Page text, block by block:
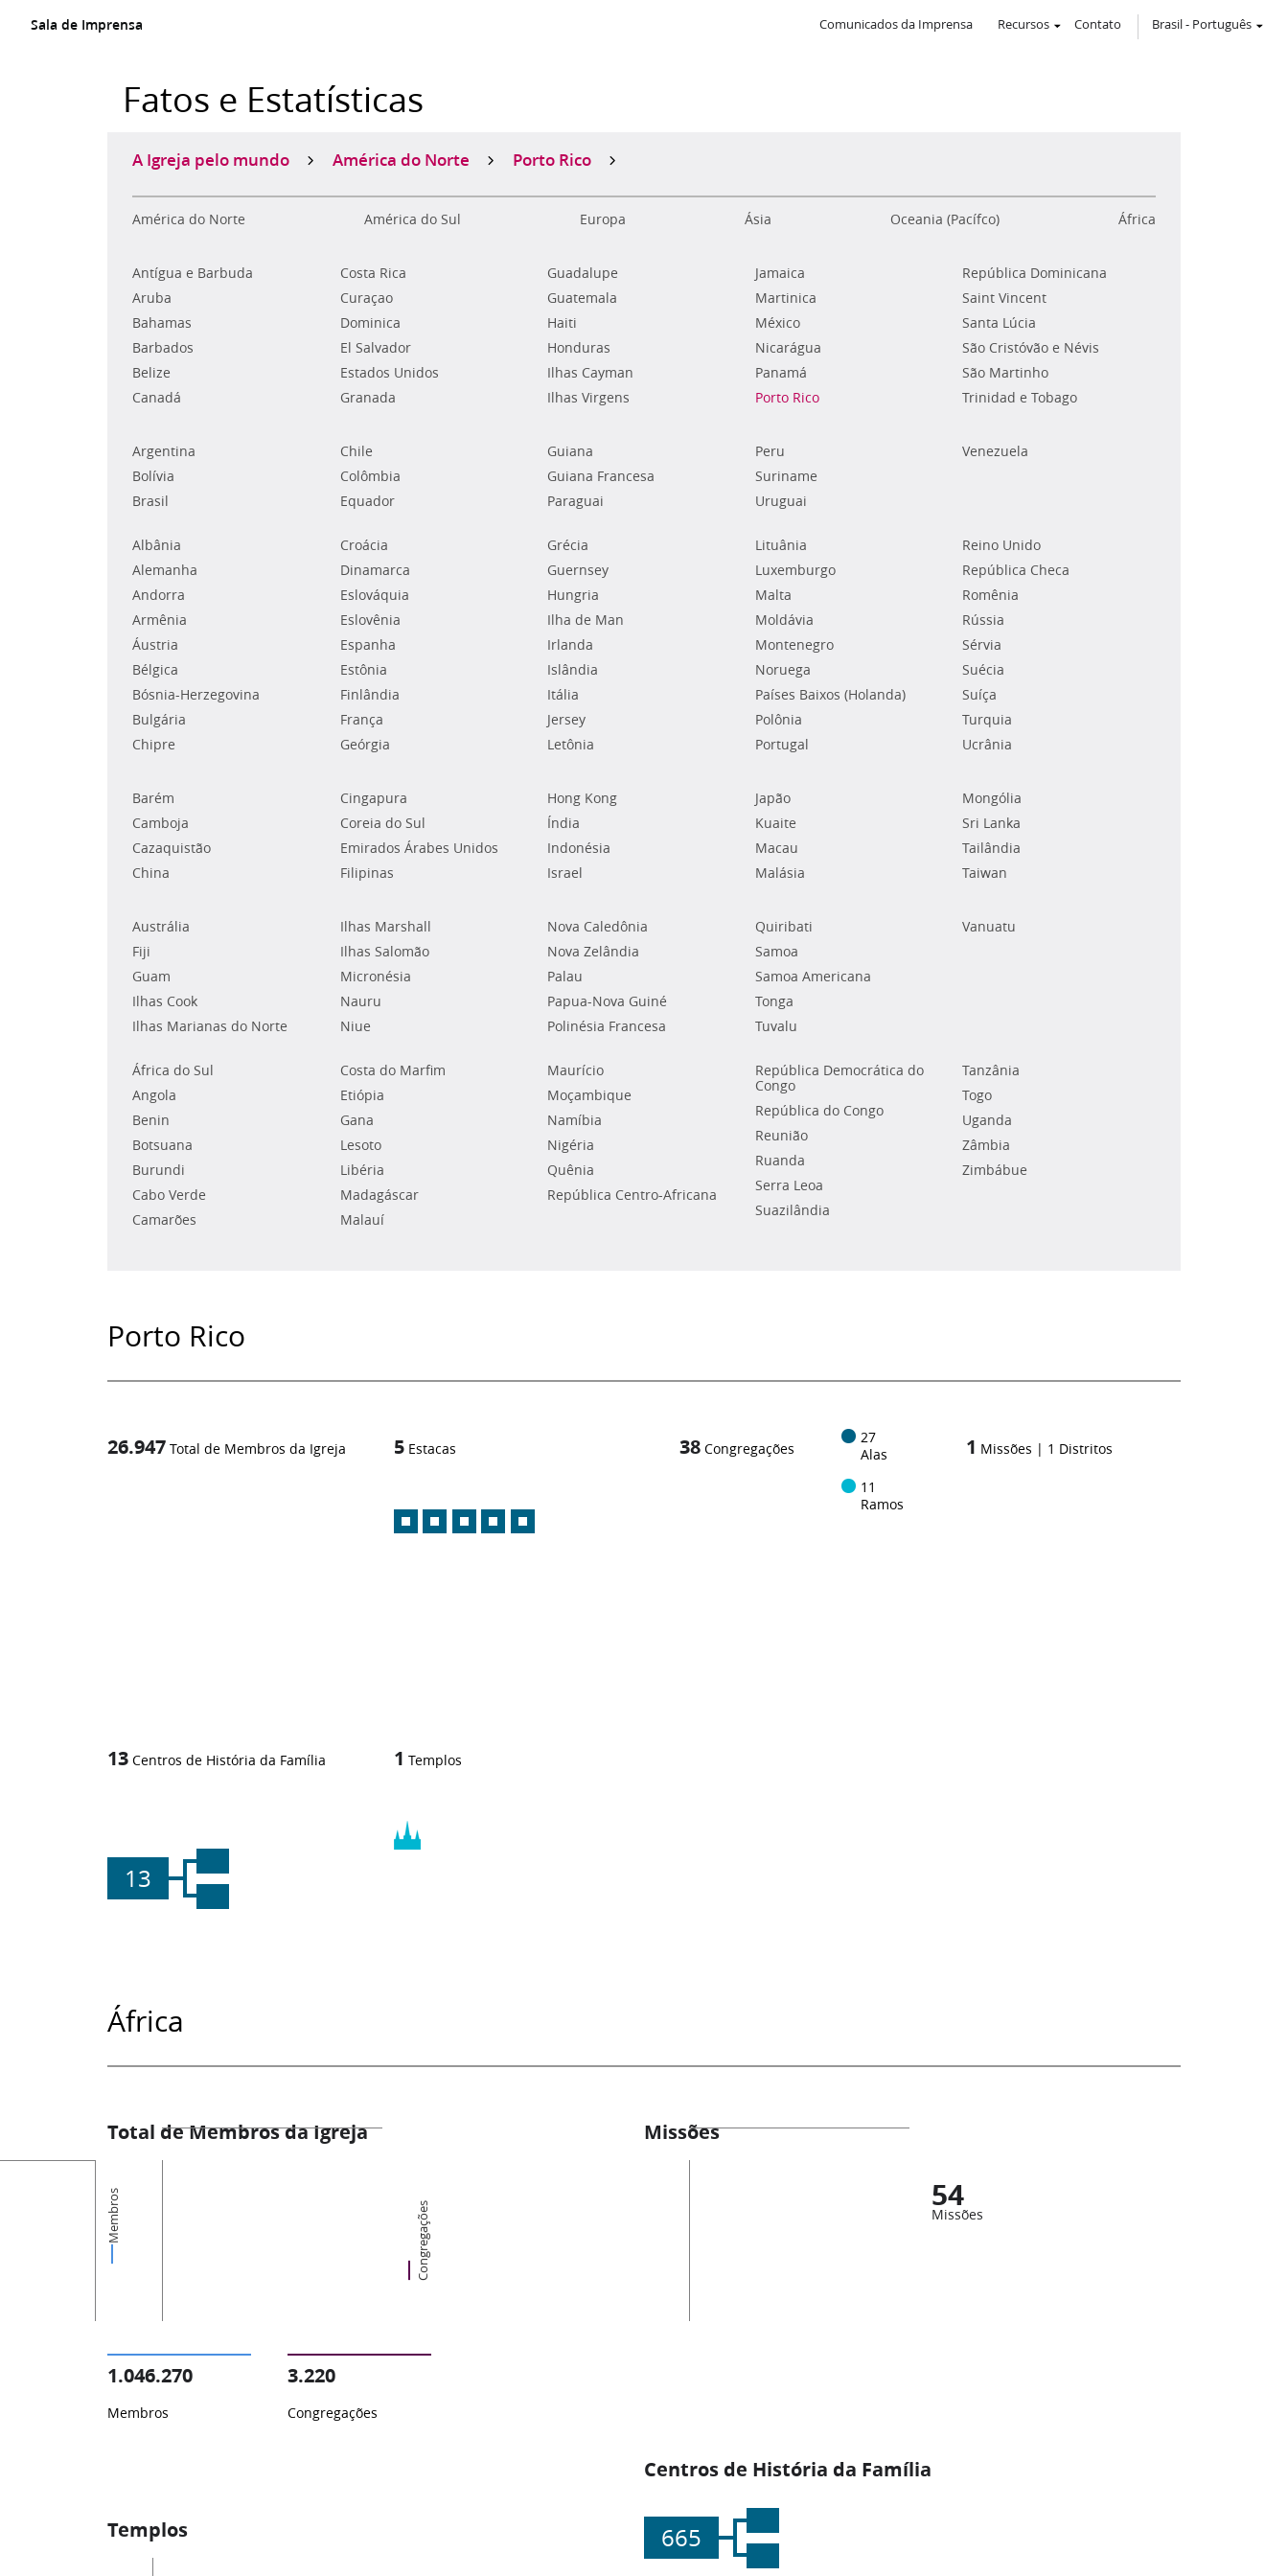
Sala de Imprensa Comunicados da Imprensa Recursos Contato Brasil- Português
Fatos e Estatísticas
A Igreja pelo mundo América do Norte Porto Rico
América do Norte América do Sul Europa Ásia Oceania (Pacífco) África
Antígua e Barbuda
Aruba
Bahamas
Barbados
Belize
Canadá
Costa Rica
Curaçao
Dominica
El Salvador
Estados Unidos
Granada
Guadalupe
Guatemala
Haiti
Honduras
Ilhas Cayman
Ilhas Virgens
Jamaica
Martinica
México
Nicarágua
Panamá
Porto Rico
República Dominicana
Saint Vincent
Santa Lúcia
São Cristóvão e Névis
São Martinho
Trinidad e Tobago
Argentina
Bolívia
Brasil
Chile
Colômbia
Equador
Guiana
Guiana Francesa
Paraguai
Peru
Suriname
Uruguai
Venezuela
Albânia
Alemanha
Andorra
Armênia
Áustria
Bélgica
Bósnia-Herzegovina
Bulgária
Chipre
Croácia
Dinamarca
Eslováquia
Eslovênia
Espanha
Estônia
Finlândia
França
Geórgia
Grécia
Guernsey
Hungria
Ilha de Man
Irlanda
Islândia
Itália
Jersey
Letônia
Lituânia
Luxemburgo
Malta
Moldávia
Montenegro
Noruega
Países Baixos (Holanda)
Polônia
Portugal
Reino Unido
República Checa
Romênia
Rússia
Sérvia
Suécia
Suíça
Turquia
Ucrânia
Barém
Camboja
Cazaquistão
China
Cingapura
Coreia do Sul
Emirados Árabes Unidos
Filipinas
Hong Kong
Índia
Indonésia
Israel
Japão
Kuaite
Macau
Malásia
Mongólia
Sri Lanka
Tailândia
Taiwan
Austrália
Fiji
Guam
Ilhas Cook
Ilhas Marianas do Norte
Ilhas Marshall
Ilhas Salomão
Micronésia
Nauru
Niue
Nova Caledônia
Nova Zelândia
Palau
Papua-Nova Guiné
Polinésia Francesa
Quiribati
Samoa
Samoa Americana
Tonga
Tuvalu
Vanuatu
África do Sul
Angola
Benin
Botsuana
Burundi
Cabo Verde
Camarões
Costa do Marfim
Etiópia
Gana
Lesoto
Libéria
Madagáscar
Malauí
Maurício
Moçambique
Namíbia
Nigéria
Quênia
República Centro-Africana
República Democrática do
Congo
República do Congo
Reunião
Ruanda
Serra Leoa
Suazilândia
Tanzânia
Togo
Uganda
Zâmbia
Zimbábue
Porto Rico
26.947 Total de Membros da Igreja 5 Estacas 38 Congregações
27
Alas
11
Ramos
13 Centros de História da Família
13
1 Templos
1 Missões | 1 Distritos
África
Total de Membros da Igreja
Membros Congregações
1.046.270
Membros
3.220
Congregações
Missões
54
Missões
Centros de História da Família
665
Templos